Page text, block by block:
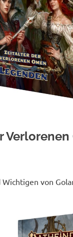
Verlorenen
von